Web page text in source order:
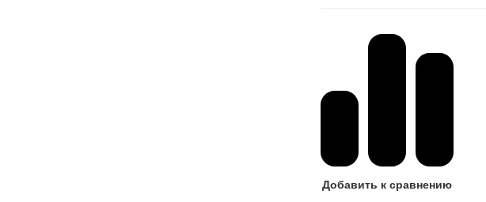
Добавить к сравнению